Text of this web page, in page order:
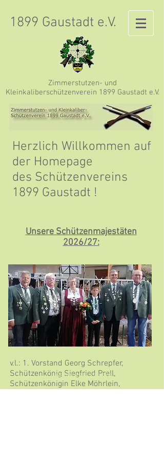
1899 Gaustadt e.V.
Zimmerstutzen- und
Kleinkaliberschützenverein 1899 Gaustadt e.V.
Herzlich Willkommen auf
der Homepage
des Schützenvereins
1899 Gaustadt !
Unsere Schützenmajestäten
2026/27:
v.l.: 1. Vorstand Georg Schrepfer,
Schützenkönig Siegfried Prell,
Schützenkönigin Elke Möhrlein,
Webmaster Login